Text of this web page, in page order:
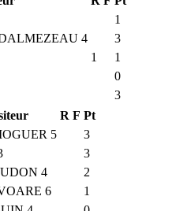
1
4
3
1
1
0
3
R F Pt
5
3
3
4
2
6
1